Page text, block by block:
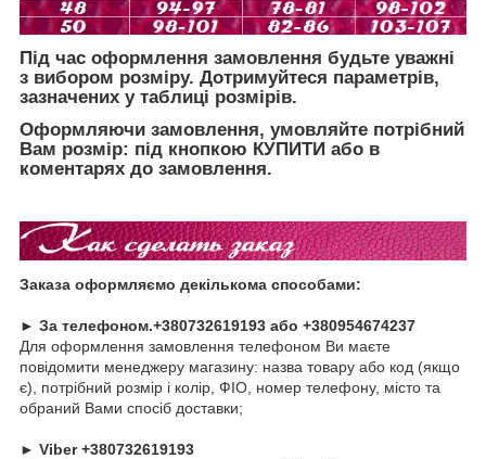
Під час оформлення замовлення будьте уважні
з вибором розміру. Дотримуйтеся параметрів,
зазначених у таблиці розмірів.
Оформляючи замовлення, умовляйте потрібний
Вам розмір: під кнопкою КУПИТИ або в
коментарях до замовлення.
Заказа оформляємо декількома способами:
► За телефоном.+380732619193 або +380954674237
Для оформлення замовлення телефоном Ви маєте
повідомити менеджеру магазину: назва товару або код (якщо
є), потрібний розмір і колір, ФІО, номер телефону, місто та
обраний Вами спосіб доставки;
► Viber +380732619193